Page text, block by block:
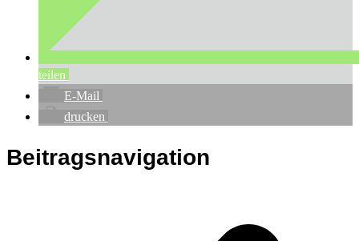
teilen
E-Mail
drucken
Beitragsnavigation